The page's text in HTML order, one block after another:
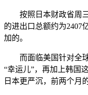
按照日本财政省周三
的进出口总额约为2407
加的。
而面临美国针对全球
“幸运儿”，再加上韩国
日本更严沉，前两个月